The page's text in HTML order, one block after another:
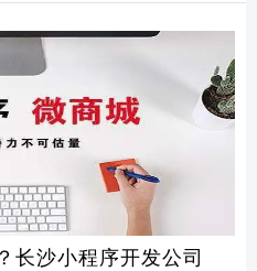
长沙小程序开发公司